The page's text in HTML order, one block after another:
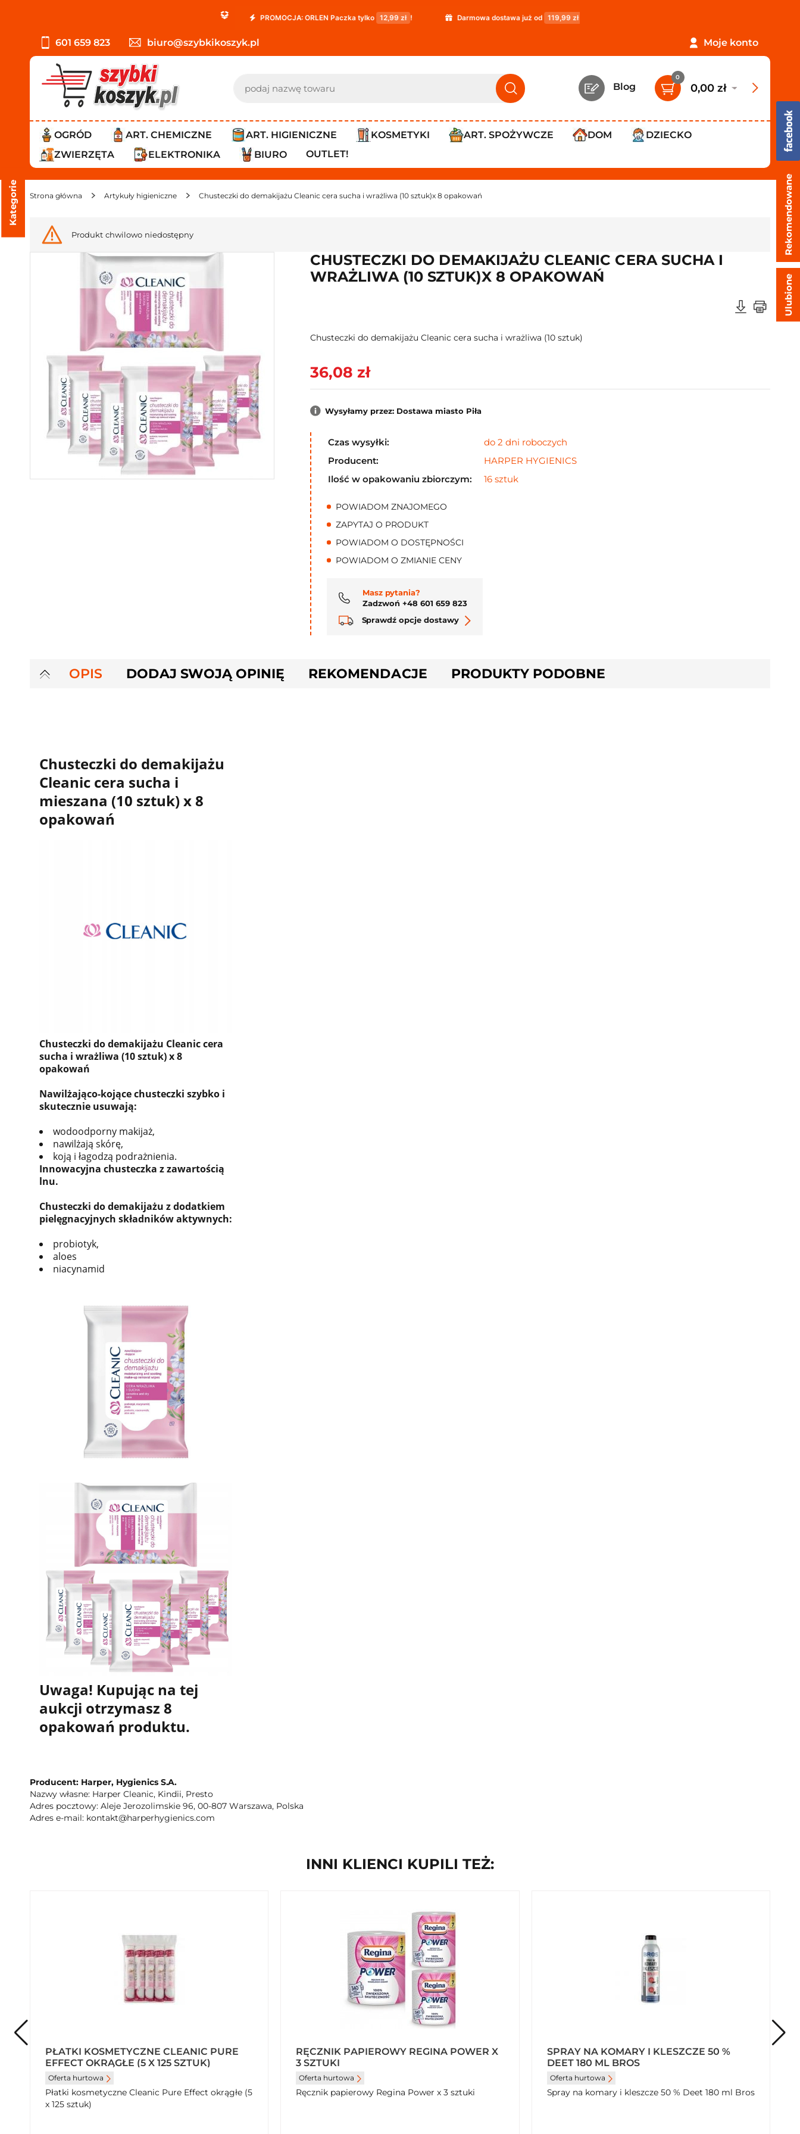
PROMOCJA: ORLEN Paczka tylko 12,99 zł ! Darmowa dostawa już od 119,99 zł ! PROMOCJA: ORLEN Paczka tylko
601 659 823 biuro@szybkikoszyk.pl Moje konto
Blog
0
0,00 zł
OGRÓD ART. CHEMICZNE ART. HIGIENICZNE KOSMETYKI ART. SPOŻYWCZE DOM
DZIECKO
ZWIERZĘTA
ELEKTRONIKA BIURO OUTLET!
Strona główna Artykuły higieniczne Chusteczki do demakijażu Cleanic cera sucha i wrażliwa (10 sztuk)x 8 opakowań
Kategorie
Produkt chwilowo niedostępny
CHUSTECZKI DO DEMAKIJAŻU CLEANIC CERA SUCHA I
WRAŻLIWA (10 SZTUK)X 8 OPAKOWAŃ
Chusteczki do demakijażu Cleanic cera sucha i wrażliwa (10 sztuk)
36,08 zł
Wysyłamy przez: Dostawa miasto Piła
Czas wysyłki:
do 2 dni roboczych
Producent:
HARPER HYGIENICS
Ilość w opakowaniu zbiorczym:
16 sztuk
POWIADOM ZNAJOMEGO
ZAPYTAJ O PRODUKT
POWIADOM O DOSTĘPNOŚCI
POWIADOM O ZMIANIE CENY
Masz pytania?
Zadzwoń +48 601 659 823
Sprawdź opcje dostawy
OPIS DODAJ SWOJĄ OPINIĘ REKOMENDACJE PRODUKTY PODOBNE
Chusteczki do demakijażu
Cleanic cera sucha i
mieszana (10 sztuk) x 8
opakowań
Chusteczki do demakijażu Cleanic cera
sucha i wrażliwa (10 sztuk) x 8
opakowań
Nawilżająco-kojące chusteczki szybko i
skutecznie usuwają:
wodoodporny makijaż,
nawilżają skórę,
koją i łagodzą podrażnienia.
Innowacyjna chusteczka z zawartością
lnu.
Chusteczki do demakijażu z dodatkiem
pielęgnacyjnych składników aktywnych:
probiotyk,
aloes
niacynamid
Uwaga! Kupując na tej
aukcji otrzymasz 8
opakowań produktu.
Producent: Harper, Hygienics S.A.
Nazwy własne: Harper Cleanic, Kindii, Presto
Adres pocztowy: Aleje Jerozolimskie 96, 00-807 Warszawa, Polska
Adres e-mail: kontakt@harperhygienics.com
INNI KLIENCI KUPILI TEŻ:
PŁATKI KOSMETYCZNE CLEANIC PURE
EFFECT OKRĄGŁE (5 X 125 SZTUK)
Oferta hurtowa
Płatki kosmetyczne Cleanic Pure Effect okrągłe (5
x 125 sztuk)
RĘCZNIK PAPIEROWY REGINA POWER X
3 SZTUKI
Oferta hurtowa
Ręcznik papierowy Regina Power x 3 sztuki
SPRAY NA KOMARY I KLESZCZE 50 %
DEET 180 ML BROS
Oferta hurtowa
Spray na komary i kleszcze 50 % Deet 180 ml Bros
Rekomendowane
Ulubione